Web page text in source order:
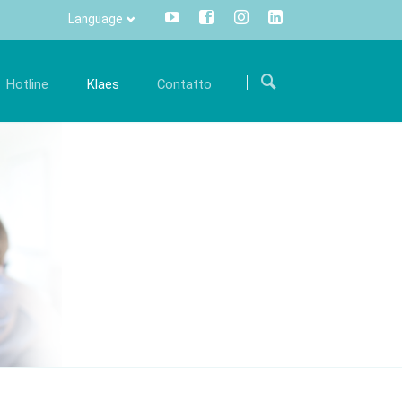
Language
trade
software
Klaes
Hotline Klaes
di lavoro
Contatto